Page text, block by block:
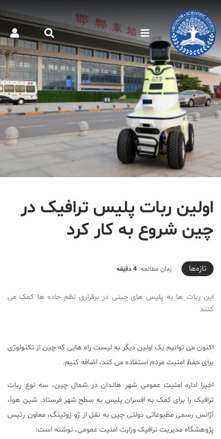
اولین ربات پلیس ترافیک در
چین شروع به کار کرد
2019-08-20T23:46:30+04:30
تازه‌ها زمان مطالعه: 4 دقیقه
این ربات ها به پلیس های چینی در برقراری نظم جاده ها کمک می
کنند
اکنون می توانیم یک اولین دیگر به لیست راه هایی که چین از تکنولوژی
برای حفظ امنیت مردم استفاده می کند، اضافه کنیم.
اخیرا اداره امنیت عمومی شهر هاندان در شمال چین، سه نوع ربات
ترافیک را برای کمک به افسران پلیس به سطح شهر فرستاد. شین هوآ،
آژانس رسمی مطبوعاتی دولتی چین به نقل از ژو زوئینگ، معاون رئیس
پژوهشگاه مدیریت ترافیک وزارت امنیت عمومی، نوشته است: